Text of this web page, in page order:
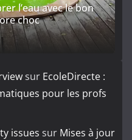
l’eau avec le bon
choc
sur EcoleDirecte :
pour les profs
issues sur Mises à jour